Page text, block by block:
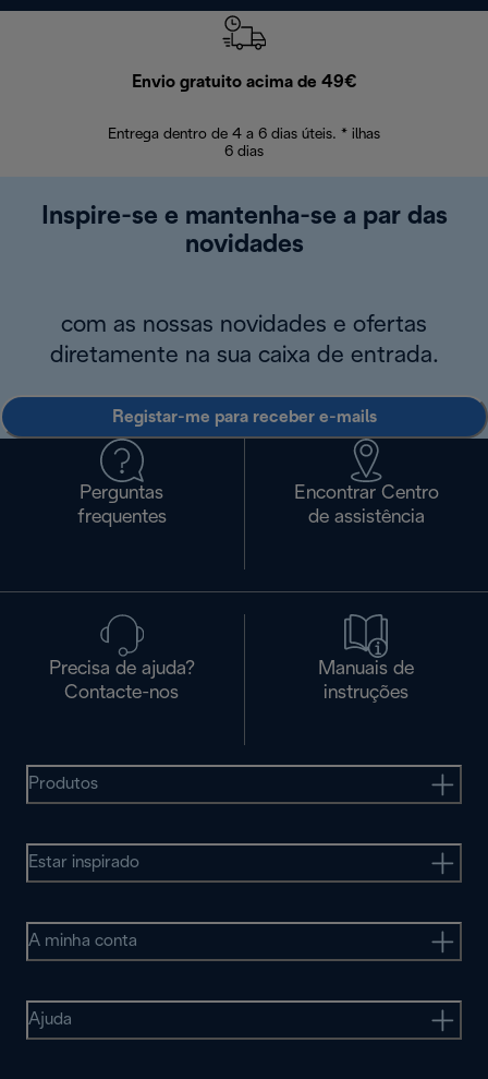
Envio gratuito acima de 49€
Entrega dentro de 4 a 6 dias úteis. * ilhas
6 dias
Inspire-se e mantenha-se a par das
novidades
com as nossas novidades e ofertas
diretamente na sua caixa de entrada.
Registar-me para receber e-mails
Perguntas
frequentes
Encontrar Centro
de assistência
Precisa de ajuda?
Contacte-nos
Manuais de
instruções
Produtos
Estar inspirado
A minha conta
Ajuda